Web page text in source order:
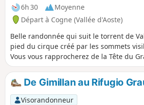
6h 30
Moyenne
Départ à Cogne (Vallée d'Aoste)
Belle randonnée qui suit le torrent de
pied du cirque créé par les sommets
Vous vous rapprocherez de la Tête du
Tête de Valnontey, de la Tête de la
di Ceresole appartenant au massif du
parcours vous rencontrerez de
bouquetins.
De Gimillan au Rifugio
Visorandonneur